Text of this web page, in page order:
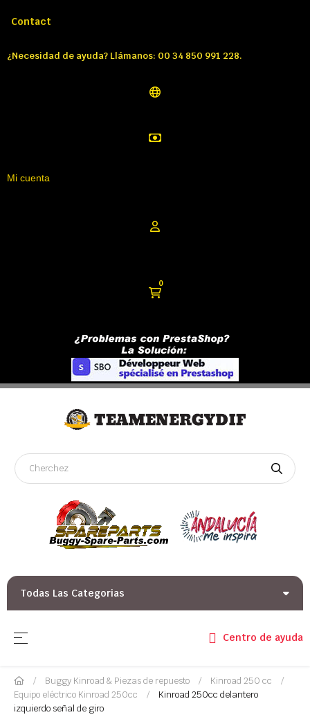
Contact
¿Necesidad de ayuda? Llámanos: 00 34 850 991 228.
Mi cuenta
0
Todas Las Categorias
Navegación de palanca
☰ Centro de ayuda
Buggy Kinroad & Piezas de repuesto
Kinroad 250 cc
Equipo eléctrico Kinroad 250cc
Kinroad 250cc delantero
izquierdo señal de giro